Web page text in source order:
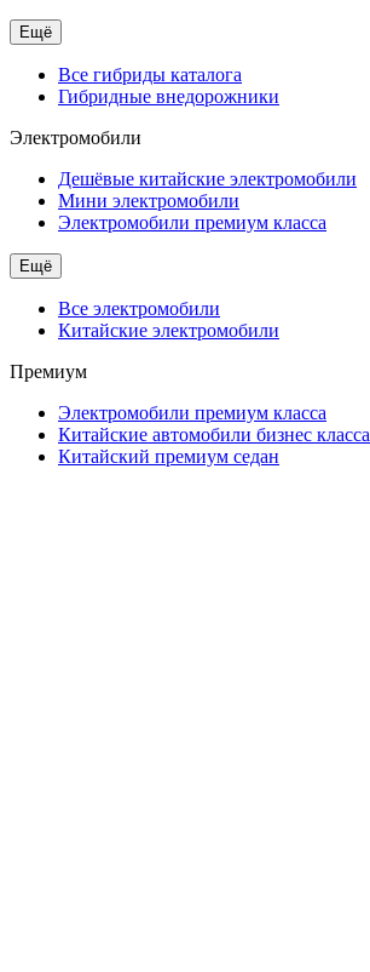
Ещё
Все гибриды каталога
Гибридные внедорожники
Электромобили
Дешёвые китайские электромобили
Мини электромобили
Электромобили премиум класса
Ещё
Все электромобили
Китайские электромобили
Премиум
Электромобили премиум класса
Китайские автомобили бизнес класса
Китайский премиум седан